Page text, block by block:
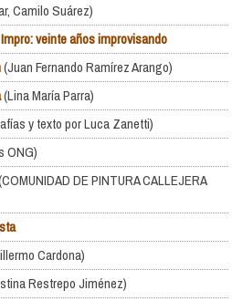
Camilo Suárez)
veinte años improvisando
(Juan Fernando Ramírez Arango)
(Lina María Parra)
y texto por Luca Zanetti)
ONG)
DE PINTURA CALLEJERA
Cardona)
Restrepo Jiménez)